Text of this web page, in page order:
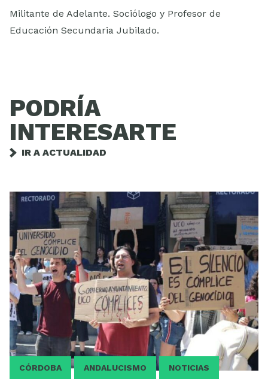
Militante de Adelante. Sociólogo y Profesor de
Educación Secundaria Jubilado.
PODRÍA
INTERESARTE
IR A ACTUALIDAD
CÓRDOBA ANDALUCISMO NOTICIAS